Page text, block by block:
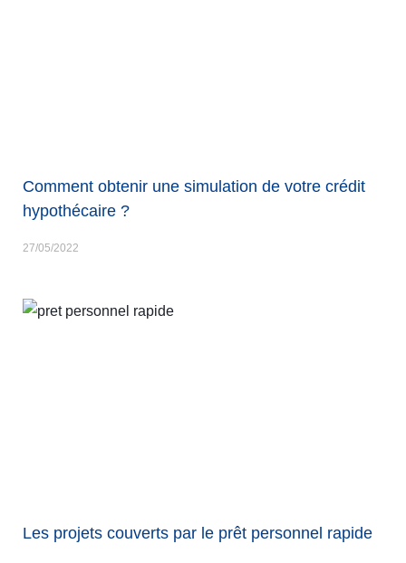
Comment obtenir une simulation de votre crédit
hypothécaire ?
27/05/2022
Les projets couverts par le prêt personnel rapide